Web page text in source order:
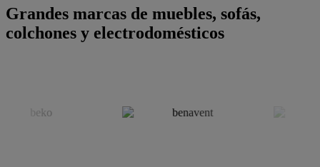
Grandes marcas de muebles, sofás,
colchones y electrodomésticos